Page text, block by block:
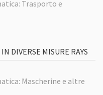
Trasporto e
DIVERSE MISURE RAYS
Mascherine e altre